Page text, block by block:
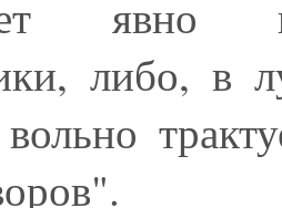
явно
либо, в